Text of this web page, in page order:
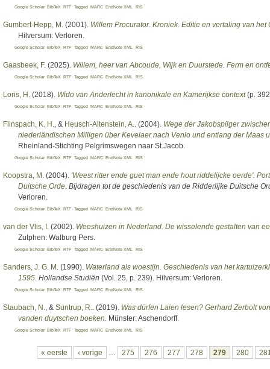
Google Scholar BibTeX RTF Tagged MARC EndNote XML RIS
Gumbert-Hepp, M . (2001). Willem Procurator. Kroniek. Editie en vertaling van
Hilversum: Verloren.
Google Scholar BibTeX RTF Tagged MARC EndNote XML RIS
Gaasbeek, F. (2025). Willem, heer van Abcoude, Wijk en Duurstede. Ferm en
Google Scholar BibTeX RTF Tagged MARC EndNote XML RIS
Loris, H . (2018). Wido van Anderlecht in kanonikale en Kamerijkse context(p.
Google Scholar BibTeX RTF Tagged MARC EndNote XML RIS
Flinspach, K. H. , & Heusch-Altenstein, A. . (2004). Wege der Jakobspilger
niederländischen Milligen über Kevelaer nach Venlo und entlang der Maas
Rheinland-Stichting Pelgrimswegen naar St.Jacob.
Google Scholar BibTeX RTF Tagged MARC EndNote XML RIS
Koopstra, M . (2004). 'Weest ritter ende guet man ende hout riddelijcke oerde'.
Duitsche Orde Bijdragen tot de geschiedenis van de Ridderlijke Duitsche
Verloren.
Google Scholar BibTeX RTF Tagged MARC EndNote XML RIS
van der Vlis, I . (2002). Weeshuizen in Nederland. De wisselende gestalten van
Zutphen: Walburg Pers.
Google Scholar BibTeX RTF Tagged MARC EndNote XML RIS
Sanders, J. G. M . (1990). Waterland als woestijn. Geschiedenis van het
1595 Hollandse Studiën (Vol. 25, p. 239). Hilversum: Verloren.
Google Scholar BibTeX RTF Tagged MARC EndNote XML RIS
Staubach, N. , & Suntrup, R. . (2019). Was dürfen Laien lesen? Gerhard Zerbolt
vanden duytschen boeken . Münster: Aschendorff.
Google Scholar BibTeX RTF Tagged MARC EndNote XML RIS
Pagina's« eerste ‹ vorige 275 276 277 278 279 280